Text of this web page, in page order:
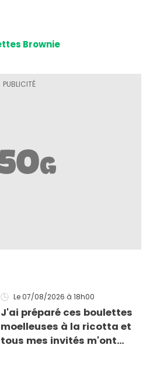
Brownie
Le 07/08/2026 à 18h00
J'ai préparé ces boulettes
moelleuses à la ricotta et
tous mes invités m'ont